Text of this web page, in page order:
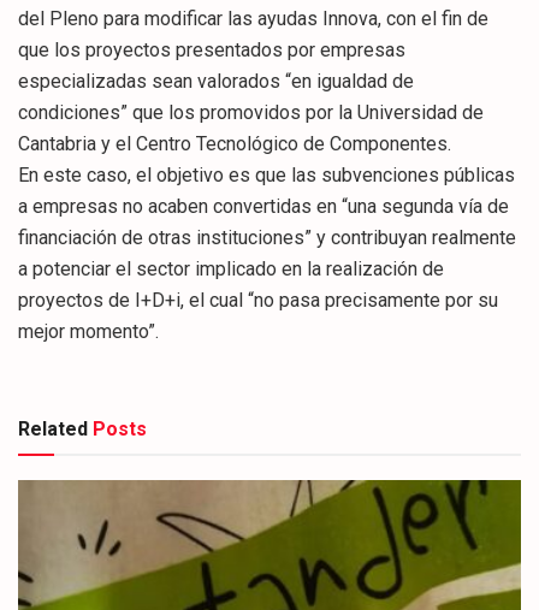
del Pleno para modificar las ayudas Innova, con el fin de
que los proyectos presentados por empresas
especializadas sean valorados “en igualdad de
condiciones” que los promovidos por la Universidad de
Cantabria y el Centro Tecnológico de Componentes.
En este caso, el objetivo es que las subvenciones públicas
a empresas no acaben convertidas en “una segunda vía de
financiación de otras instituciones” y contribuyan realmente
a potenciar el sector implicado en la realización de
proyectos de I+D+i, el cual “no pasa precisamente por su
mejor momento”.
Related Posts